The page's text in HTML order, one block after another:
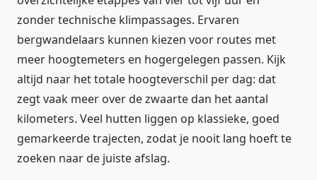
zonder technische klimpassages. Ervaren
bergwandelaars kunnen kiezen voor routes met
meer hoogtemeters en hogergelegen passen. Kijk
altijd naar het totale hoogteverschil per dag: dat
zegt vaak meer over de zwaarte dan het aantal
kilometers. Veel hutten liggen op klassieke, goed
gemarkeerde trajecten, zodat je nooit lang hoeft te
zoeken naar de juiste afslag.